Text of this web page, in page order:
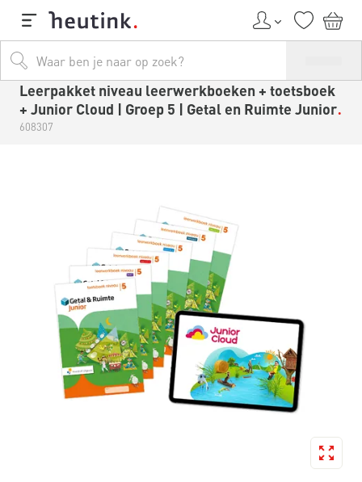
Leerpakket niveau leerwerkboeken + toetsboek
+ Junior Cloud | Groep 5 | Getal en Ruimte Junior
608307